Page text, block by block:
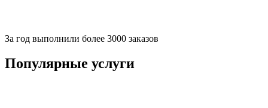
За год выполнили более 3000 заказов
Популярные услуги